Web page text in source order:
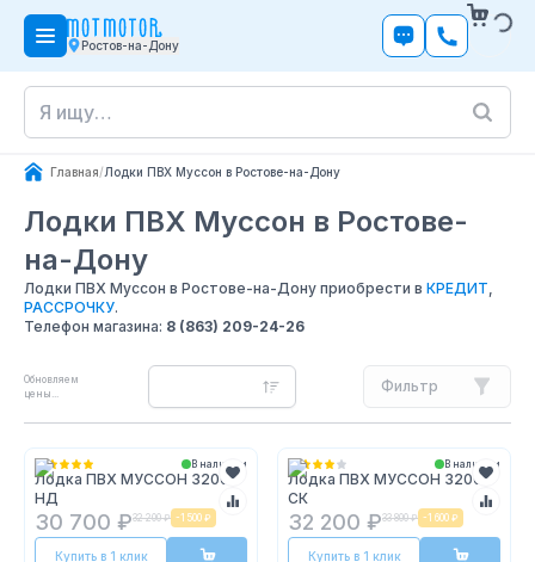
Ростов-на-Дону
Главная/Лодки ПВХ Муссон в Ростове-на-Дону
Лодки ПВХ Муссон в Ростове-
на-Дону
Лодки ПВХ Муссон в Ростове-на-Дону приобрести в КРЕДИТ,
РАССРОЧКУ.
Телефон магазина: 8 (863) 209-24-26
Обновляем
цены...
Фильтр
В наличии
Лодка ПВХ МУССОН 3200
НД
30 700 ₽32 200 ₽ -1 500 ₽
Купить в 1 клик
В наличии
Лодка ПВХ МУССОН 3200
СК
32 200 ₽33 800 ₽ -1 600 ₽
Купить в 1 клик